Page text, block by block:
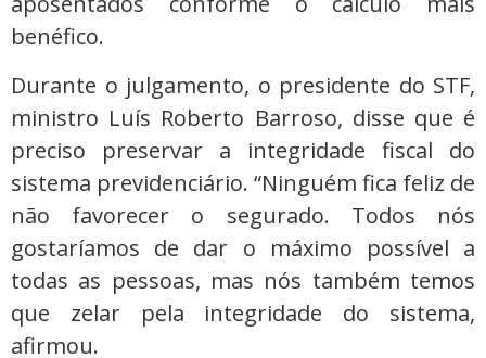
benéfico.
Durante o julgamento, o presidente do STF,
ministro Luís Roberto Barroso, disse que é
preciso preservar a integridade fiscal do
sistema previdenciário. “Ninguém fica feliz de
não favorecer o segurado. Todos nós
gostaríamos de dar o máximo possível a
todas as pessoas, mas nós também temos
que zelar pela integridade do sistema,
afirmou.